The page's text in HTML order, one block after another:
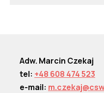
Adw. Marcin Czekaj
tel: +48 608 474 523
e-mail: